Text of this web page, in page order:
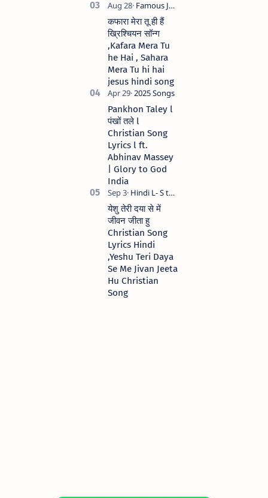
कफारा मेरा तू ही हैं
ख्रिश्चियन सॉन्ग
,Kafara Mera Tu
he Hai , Sahara
Mera Tu hi hai
jesus hindi song
Pankhon Taley l
पंखों तले l
Christian Song
Lyrics l ft.
Abhinav Massey
| Glory to God
India
येशु तेरी दया से में
जीवन जीता हु
Christian Song
Lyrics Hindi
,Yeshu Teri Daya
Se Me Jivan Jeeta
Hu Christian
Song